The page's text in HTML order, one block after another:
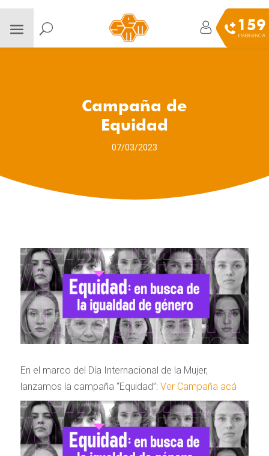
159
EMERGENCIA
Campaña de
Equidad
07/03/2023
En el marco del Día Internacional de la Mujer,
lanzamos la campaña “Equidad”: Ver Campaña acá